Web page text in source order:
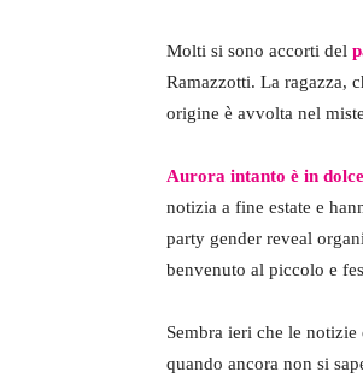
Molti si sono accorti del
Ramazzotti. La ragazza,
origine è avvolta nel
Aurora intanto è in
notizia a fine estate e
party gender reveal
benvenuto al piccolo e
Sembra ieri che le
quando ancora non si